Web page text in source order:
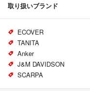
取り扱いブランド
ECOVER
TANITA
Anker
J&M DAVIDSON
SCARPA